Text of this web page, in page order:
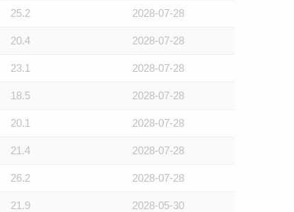
25.2 2028-07-28
20.4 2028-07-28
23.1 2028-07-28
18.5 2028-07-28
20.1 2028-07-28
21.4 2028-07-28
26.2 2028-07-28
21.9 2028-05-30